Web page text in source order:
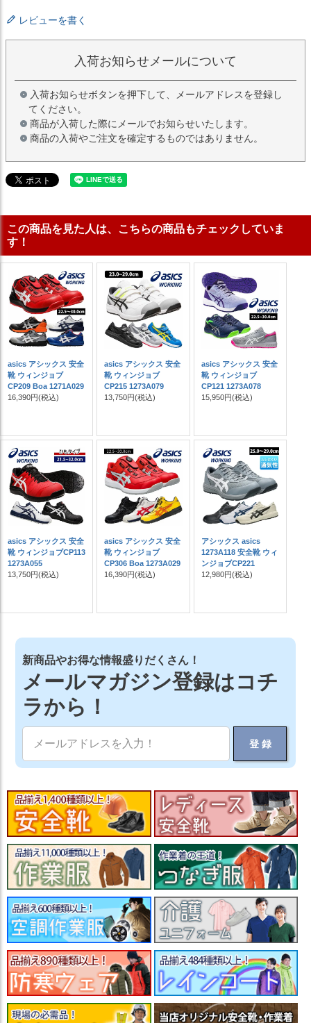
レビューを書く
入荷お知らせメールについて
入荷お知らせボタンを押下して、メールアドレスを登録し
てください。
商品が入荷した際にメールでお知らせいたします。
商品の入荷やご注文を確定するものではありません。
この商品を見た人は、こちらの商品もチェックしていま
す！
asics アシックス 安全
靴 ウィンジョブ
CP209 Boa 1271A029
16,390円(税込)
asics アシックス 安全
靴 ウィンジョブ
CP215 1273A079
13,750円(税込)
asics アシックス 安全
靴 ウィンジョブ
CP121 1273A078
15,950円(税込)
asics アシックス 安全
靴 ウィンジョブCP113
1273A055
13,750円(税込)
asics アシックス 安全
靴 ウィンジョブ
CP306 Boa 1273A029
16,390円(税込)
アシックス asics
1273A118 安全靴 ウィ
ンジョブCP221
12,980円(税込)
新商品やお得な情報盛りだくさん！
メールマガジン登録はコチ
ラから！